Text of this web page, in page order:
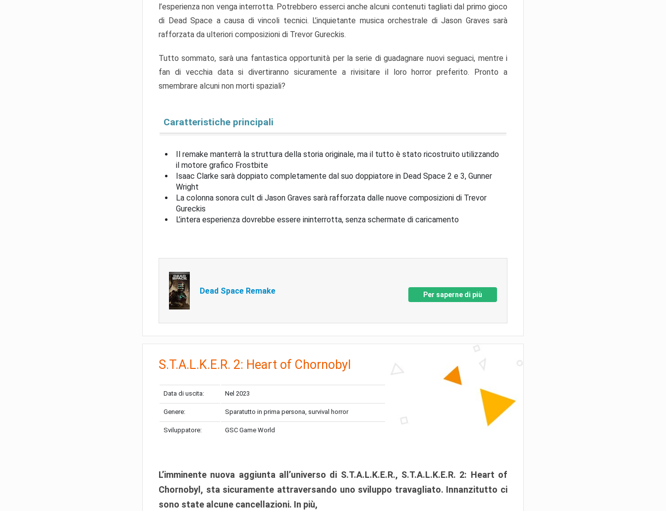
l’esperienza non venga interrotta. Potrebbero esserci anche alcuni contenuti tagliati dal primo gioco
di Dead Space a causa di vincoli tecnici. L’inquietante musica orchestrale di Jason Graves sarà
rafforzata da ulteriori composizioni di Trevor Gureckis.
Tutto sommato, sarà una fantastica opportunità per la serie di guadagnare nuovi seguaci, mentre i
fan di vecchia data si divertiranno sicuramente a rivisitare il loro horror preferito. Pronto a
smembrare alcuni non morti spaziali?
Caratteristiche principali
Il remake manterrà la struttura della storia originale, ma il tutto è stato ricostruito utilizzando
il motore grafico Frostbite
Isaac Clarke sarà doppiato completamente dal suo doppiatore in Dead Space 2 e 3, Gunner
Wright
La colonna sonora cult di Jason Graves sarà rafforzata dalle nuove composizioni di Trevor
Gureckis
L’intera esperienza dovrebbe essere ininterrotta, senza schermate di caricamento
Dead Space Remake Per saperne di più
S.T.A.L.K.E.R. 2: Heart of Chornobyl
Data di uscita: Nel 2023
Genere: Sparatutto in prima persona, survival horror
Sviluppatore: GSC Game World
L’imminente nuova aggiunta all’universo di S.T.A.L.K.E.R., S.T.A.L.K.E.R. 2: Heart of
Chornobyl, sta sicuramente attraversando uno sviluppo travagliato. Innanzitutto ci
sono state alcune cancellazioni. In più,